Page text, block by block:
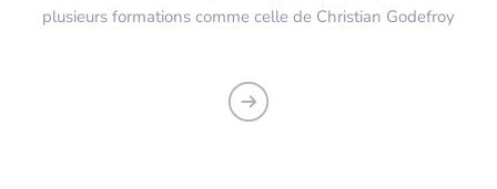
plusieurs formations comme celle de Christian Godefroy